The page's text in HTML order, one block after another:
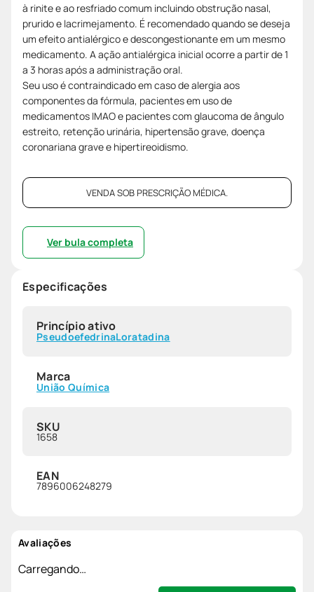
à rinite e ao resfriado comum incluindo obstrução nasal,
prurido e lacrimejamento. É recomendado quando se deseja
um efeito antialérgico e descongestionante em um mesmo
medicamento. A ação antialérgica inicial ocorre a partir de 1
a 3 horas após a administração oral.
Seu uso é contraindicado em caso de alergia aos
componentes da fórmula, pacientes em uso de
medicamentos IMAO e pacientes com glaucoma de ângulo
estreito, retenção urinária, hipertensão grave, doença
coronariana grave e hipertireoidismo.
VENDA SOB PRESCRIÇÃO MÉDICA.
Ver bula completa
Especificações
Princípio ativo
PseudoefedrinaLoratadina
Marca
União Química
SKU
1658
EAN
7896006248279
Avaliações
Carregando…